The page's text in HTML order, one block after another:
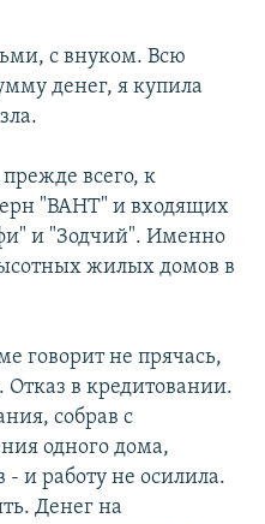
с внуком. Всю
денег, я купила
всего, к
"ВАНТ" и входящих
и "Зодчий". Именно
жилых домов в
говорит не прячась,
в кредитовании.
собрав с
одного дома,
- и работу не осилила.
Денег на